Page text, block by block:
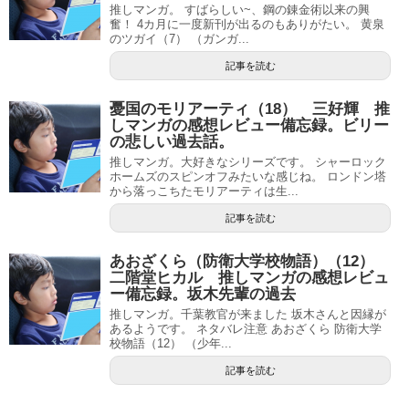
推しマンガ。 すばらしい~、鋼の錬金術以来の興
奮！ 4カ月に一度新刊が出るのもありがたい。 黄泉
のツガイ（7） （ガンガ...
記事を読む
憂国のモリアーティ（18） 三好輝 推
しマンガの感想レビュー備忘録。ビリー
の悲しい過去話。
推しマンガ。大好きなシリーズです。 シャーロック
ホームズのスピンオフみたいな感じね。 ロンドン塔
から落っこちたモリアーティは生...
記事を読む
あおざくら（防衛大学校物語）（12）
二階堂ヒカル 推しマンガの感想レビュ
ー備忘録。坂木先輩の過去
推しマンガ。千葉教官が来ました 坂木さんと因縁が
あるようです。 ネタバレ注意 あおざくら 防衛大学
校物語（12） （少年...
記事を読む